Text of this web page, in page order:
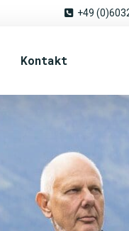
+49
Kontakt